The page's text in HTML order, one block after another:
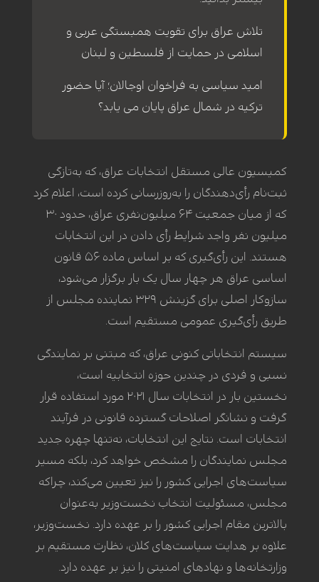
تلاش عراق برای تقویت همبستگی عربی و
اسلامی در حمایت از فلسطین و لبنان
امید سیاسی به فراخوان اوجالان؛ آیا حضور
ترکیه در شمال عراق پایان می یابد؟
کمیسیون عالی مستقل انتخابات عراق، که به‌تازگی
ثبت‌نام رأی‌دهندگان را به‌روزرسانی کرده است، اعلام کرد
که از میان جمعیت ۶۴ میلیون‌نفری عراق، حدود ۳۰
میلیون نفر واجد شرایط رأی دادن در این انتخابات
هستند. این رأی‌گیری که بر اساس ماده ۵۶ قانون
اساسی عراق هر چهار سال یک بار برگزار می‌شود،
سازوکار اصلی برای گزینش ۳۲۹ نماینده مجلس از
طریق رأی‌گیری عمومی مستقیم است.
سیستم انتخاباتی کنونی عراق، که مبتنی بر نمایندگی
نسبی و فردی در چندین حوزه انتخابیه است،
نخستین بار در انتخابات سال ۲۰۲۱ مورد استفاده قرار
گرفت و نشانگر اصلاحات گسترده قانونی در فرآیند
انتخابات است. نتایج این انتخابات، نه‌تنها چهره جدید
مجلس نمایندگان را مشخص خواهد کرد، بلکه مسیر
سیاست‌های اجرایی کشور را نیز تعیین می‌کند، چراکه
مجلس، مسئولیت انتخاب نخست‌وزیر به‌عنوان
بالاترین مقام اجرایی کشور را بر عهده دارد. نخست‌وزیر،
علاوه بر هدایت سیاست‌های کلان، نظارت مستقیم بر
وزارتخانه‌ها و نهادهای امنیتی را نیز بر عهده دارد.